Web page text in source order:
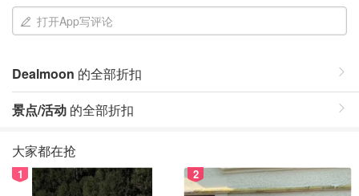
打开App写评论
Dealmoon 的全部折扣
景点/活动 的全部折扣
大家都在抢
1 2